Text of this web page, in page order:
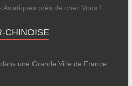
près de chez Vous !
CHINOISE
une Grande Ville de France